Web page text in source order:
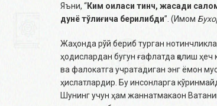
Яъни, “Ким оиласи тинч, жасади
дунё тўлиғича берилибди”. (Имом
Жаҳонда рўй бериб турган
ҳодислардан бугун ғафлатда қолиш ҳеч
ва фалокатга учратадиган энг ёмон
ҳислатлардир. Бу инсонларга
Шунинг учун ҳам жаннатмакаон